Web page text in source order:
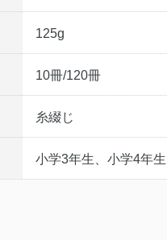
125g
10冊/120冊
糸綴じ
小学3年生、小学4年